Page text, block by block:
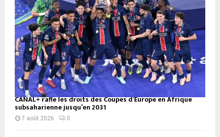
CANAL+ rafle les droits des Coupes d’Europe en Afrique
subsaharienne jusqu’en 2031
7 août 2026 0